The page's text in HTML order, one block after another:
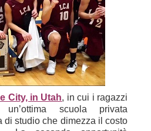
City, in Utah, in cui i ragazzi
scuola privata
di studio che dimezza il costo